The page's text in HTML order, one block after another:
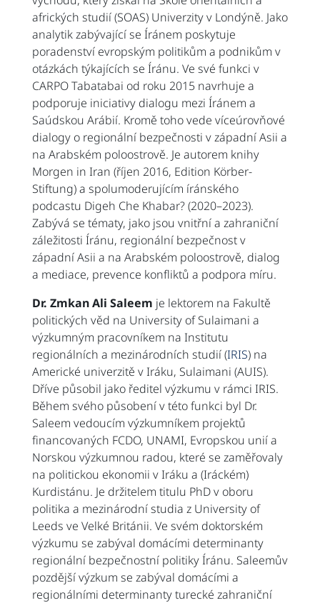
afrických studií (SOAS) Univerzity v Londýně. Jako
analytik zabývající se Íránem poskytuje
poradenství evropským politikům a podnikům v
otázkách týkajících se Íránu. Ve své funkci v
CARPO Tabatabai od roku 2015 navrhuje a
podporuje iniciativy dialogu mezi Íránem a
Saúdskou Arábií. Kromě toho vede víceúrovňové
dialogy o regionální bezpečnosti v západní Asii a
na Arabském poloostrově. Je autorem knihy
Morgen in Iran (říjen 2016, Edition Körber-
Stiftung) a spolumoderujícím íránského
podcastu Digeh Che Khabar? (2020–2023).
Zabývá se tématy, jako jsou vnitřní a zahraniční
záležitosti Íránu, regionální bezpečnost v
západní Asii a na Arabském poloostrově, dialog
a mediace, prevence konfliktů a podpora míru.
Dr. Zmkan Ali Saleem je lektorem na Fakultě
politických věd na University of Sulaimani a
výzkumným pracovníkem na Institutu
regionálních a mezinárodních studií (IRIS) na
Americké univerzitě v Iráku, Sulaimani (AUIS).
Dříve působil jako ředitel výzkumu v rámci IRIS.
Během svého působení v této funkci byl Dr.
Saleem vedoucím výzkumníkem projektů
financovaných FCDO, UNAMI, Evropskou unií a
Norskou výzkumnou radou, které se zaměřovaly
na politickou ekonomii v Iráku a (Iráckém)
Kurdistánu. Je držitelem titulu PhD v oboru
politika a mezinárodní studia z University of
Leeds ve Velké Británii. Ve svém doktorském
výzkumu se zabýval domácími determinanty
regionální bezpečnostní politiky Íránu. Saleemův
pozdější výzkum se zabýval domácími a
regionálními determinanty turecké zahraniční